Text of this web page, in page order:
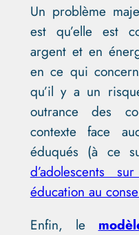
Un problème
est qu’elle est
argent et en
en ce qui
qu’il y a un
outrance des
contexte face
éduqués (à ce
d’adolescents
éducation au
Enfin, le